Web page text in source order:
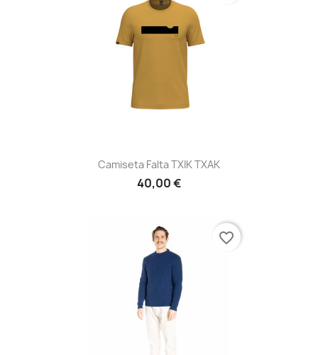
Camiseta Falta TXIK TXAK
40,00 €
favorite_border